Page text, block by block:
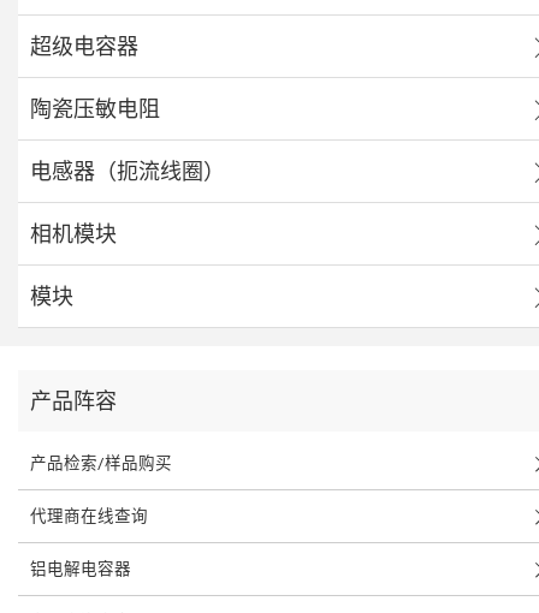
超级电容器
陶瓷压敏电阻
电感器（扼流线圈）
相机模块
模块
产品阵容
产品检索/样品购买
代理商在线查询
铝电解电容器